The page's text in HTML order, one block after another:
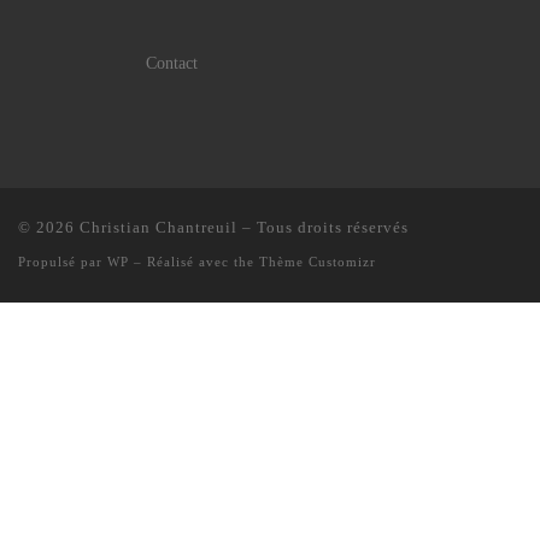
Contact
© 2026 Christian Chantreuil – Tous droits réservés
Propulsé par WP – Réalisé avec the Thème Customizr